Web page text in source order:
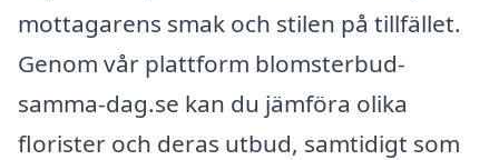
mottagarens smak och stilen på tillfället.
Genom vår plattform blomsterbud-
samma-dag.se kan du jämföra olika
florister och deras utbud, samtidigt som